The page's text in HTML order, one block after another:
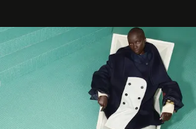
un’impronta indelebile nella storia